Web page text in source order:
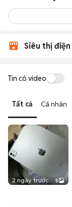
Siêu thị
Tin có video
Tất cả Cá nhân
2 ngày trước 5